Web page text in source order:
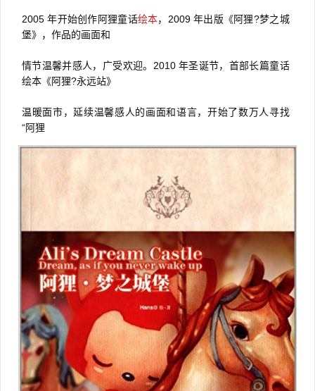
2005 年开始创作阿狸童话绘本，2009 年出版《阿狸?梦之城
堡》，作品的画面和
情节温馨并感人，广受欢迎。2010 年圣诞节，首部长篇童话
绘本《阿狸?永远站》
温暖面市，延续温馨感人的画面和语言，开始了数万人寻找
“阿狸